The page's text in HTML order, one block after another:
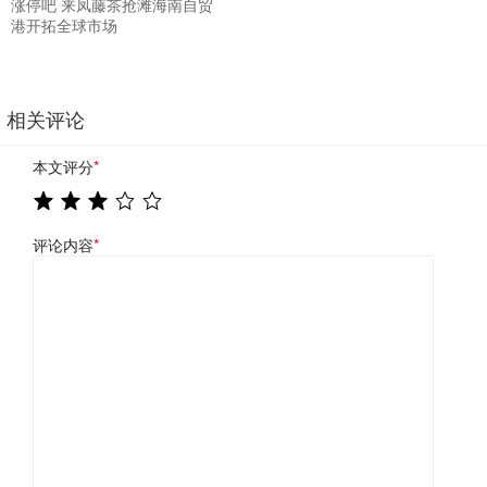
涨停吧 来凤藤茶抢滩海南自贸
港开拓全球市场
相关评论
本文评分*
评论内容*